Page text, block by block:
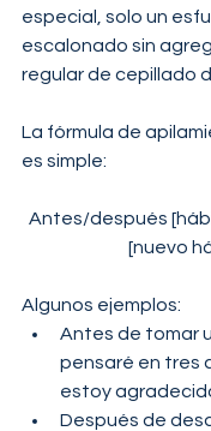
especial, solo un
escalonado sin
regular de cepillado
La fórmula de
es simple:
Antes/después
[nuevo
Algunos ejemplos:
Antes de tomar
pensaré en tres
estoy
Después de